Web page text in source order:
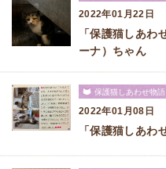
2022年01月22日
「保護猫しあ
ーナ）ちゃん
保護猫しあわせ物語
2022年01月08日
「保護猫しあ